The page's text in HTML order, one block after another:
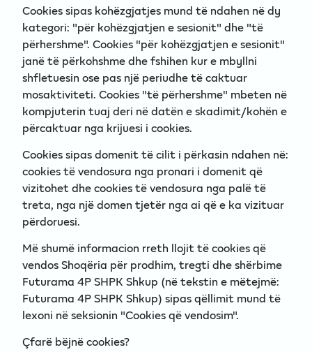
Cookies sipas kohëzgjatjes mund të ndahen në dy
kategori: "për kohëzgjatjen e sesionit" dhe "të
përhershme". Cookies "për kohëzgjatjen e sesionit"
janë të përkohshme dhe fshihen kur e mbyllni
shfletuesin ose pas një periudhe të caktuar
mosaktiviteti. Cookies "të përhershme" mbeten në
kompjuterin tuaj deri në datën e skadimit/kohën e
përcaktuar nga krijuesi i cookies.
Cookies sipas domenit të cilit i përkasin ndahen në:
cookies të vendosura nga pronari i domenit që
vizitohet dhe cookies të vendosura nga palë të
treta, nga një domen tjetër nga ai që e ka vizituar
përdoruesi.
Më shumë informacion rreth llojit të cookies që
vendos Shoqëria për prodhim, tregti dhe shërbime
Futurama 4P SHPK Shkup (në tekstin e mëtejmë:
Futurama 4P SHPK Shkup) sipas qëllimit mund të
lexoni në seksionin "Cookies që vendosim".
Çfarë bëjnë cookies?